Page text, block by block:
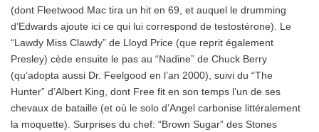
(dont Fleetwood Mac tira un hit en 69, et auquel le drumming
d’Edwards ajoute ici ce qui lui correspond de testostérone). Le
“Lawdy Miss Clawdy” de Lloyd Price (que reprit également
Presley) cède ensuite le pas au “Nadine” de Chuck Berry
(qu’adopta aussi Dr. Feelgood en l’an 2000), suivi du “The
Hunter” d’Albert King, dont Free fit en son temps l’un de ses
chevaux de bataille (et où le solo d’Angel carbonise littéralement
la moquette). Surprises du chef: “Brown Sugar” des Stones